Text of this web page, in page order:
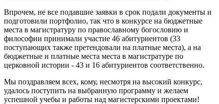
Впрочем, не все подавшие заявки в срок подали документы и
подготовили портфолио, так что в конкурсе на бюджетные
места в магистратуру по православному богословию и
философии принимали участие 46 абитуриентов (33
поступающих также претендовали на платные места), а на
бюджетные и платные места места в магистратуре по
церковной истории - 43 и 16 абитуриентов соответственно.
Мы поздравляем всех, кому, несмотря на высокий конкурс,
удалось поступить на выбранную программу и желаем
успешной учебы и работы над магистерскими проектами!